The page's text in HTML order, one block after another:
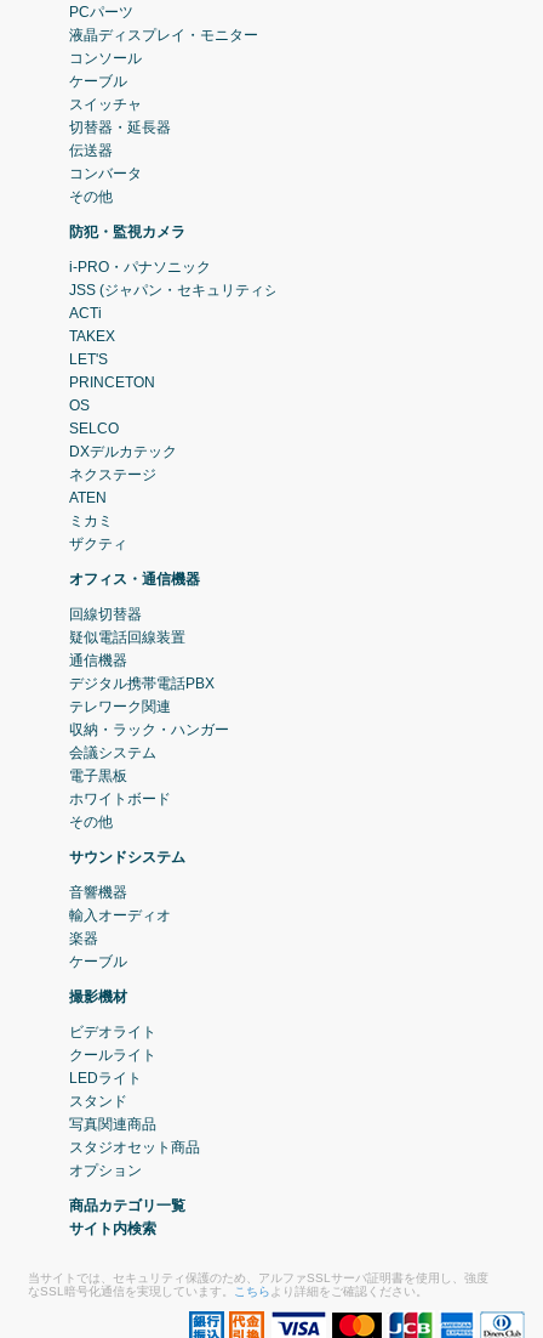
PCパーツ
液晶ディスプレイ・モニター
コンソール
ケーブル
スイッチャ
切替器・延長器
伝送器
コンバータ
その他
防犯・監視カメラ
i-PRO・パナソニック
JSS (ジャパン・セキュリティシステム)
ACTi
TAKEX
LET'S
PRINCETON
OS
SELCO
DXデルカテック
ネクステージ
ATEN
ミカミ
ザクティ
オフィス・通信機器
回線切替器
疑似電話回線装置
通信機器
デジタル携帯電話PBX
テレワーク関連
収納・ラック・ハンガー
会議システム
電子黒板
ホワイトボード
その他
サウンドシステム
音響機器
輸入オーディオ
楽器
ケーブル
撮影機材
ビデオライト
クールライト
LEDライト
スタンド
写真関連商品
スタジオセット商品
オプション
商品カテゴリ一覧
サイト内検索
当サイトでは、セキュリティ保護のため、アルファSSLサーバ証明書を使用し、強度
なSSL暗号化通信を実現しています。
こちら より詳細をご確認ください。